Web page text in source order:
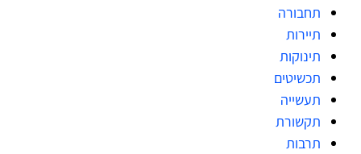
תחבורה
תיירות
תינוקות
תכשיטים
תעשייה
תקשורת
תרבות